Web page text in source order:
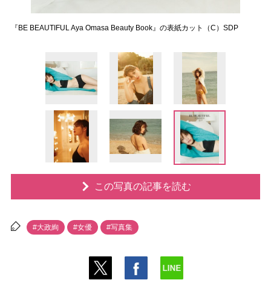
『BE BEAUTIFUL Aya Omasa Beauty Book』の表紙カット（C）SDP
この写真の記事を読む
#大政絢 #女優 #写真集